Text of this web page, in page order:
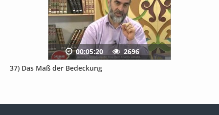
37) Das Maß der Bedeckung
00:05:20 2696